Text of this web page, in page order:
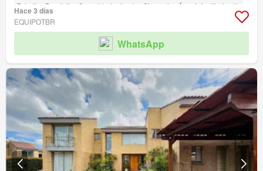
Estudio
Depósito Seguridad privada Gimnasio Área infantil
Jardín
Barbecue Cancha de tenis
Hace 3 días
EQUIPOTBR
WhatsApp